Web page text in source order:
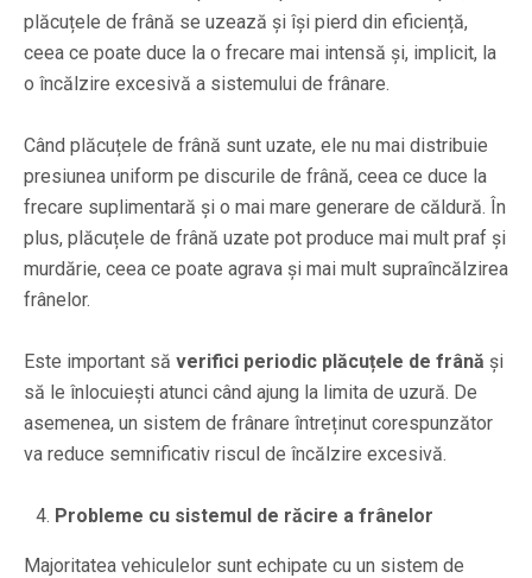
plăcuțele de frână se uzează și își pierd din eficiență,
ceea ce poate duce la o frecare mai intensă și, implicit, la
o încălzire excesivă a sistemului de frânare.
Când plăcuțele de frână sunt uzate, ele nu mai distribuie
presiunea uniform pe discurile de frână, ceea ce duce la
frecare suplimentară și o mai mare generare de căldură. În
plus, plăcuțele de frână uzate pot produce mai mult praf și
murdărie, ceea ce poate agrava și mai mult supraîncălzirea
frânelor.
Este important să verifici periodic plăcuțele de frână și
să le înlocuiești atunci când ajung la limita de uzură. De
asemenea, un sistem de frânare întreținut corespunzător
va reduce semnificativ riscul de încălzire excesivă.
Probleme cu sistemul de răcire a frânelor
Majoritatea vehiculelor sunt echipate cu un sistem de